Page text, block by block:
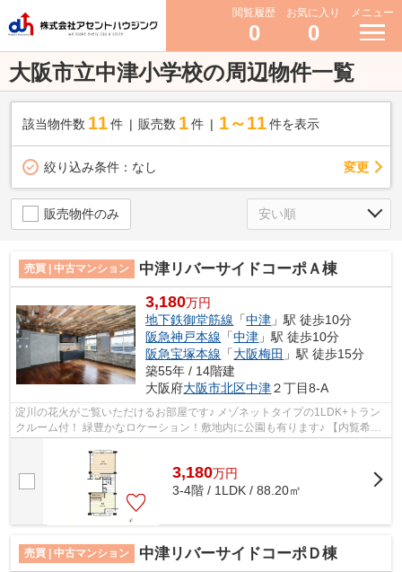
閲覧履歴
0
お気に入り
0
メニュー
大阪市立中津小学校の周辺物件一覧
該当物件数 11件 販売数 1 件 1～11 件を表示
絞り込み条件： なし 変更
販売物件のみ
売買 | 中古マンション 中津リバーサイドコーポＡ棟
3,180万円
地下鉄御堂筋線 「中津 」駅 徒歩10分
阪急神戸本線 「中津 」駅 徒歩10分
阪急宝塚本線 「大阪梅田 」駅 徒歩15分
築55年 / 14階建
大阪府大阪市北区中津２丁目8-A
淀川の花火がご覧いただけるお部屋です♪ メゾネットタイプの1LDK+トラン
クルーム付！ 緑豊かなロケーション！敷地内に公園も有ります♪ 【内覧希望
3,180万円
3-4階 / 1LDK / 88.20㎡
売買 | 中古マンション 中津リバーサイドコーポＤ棟